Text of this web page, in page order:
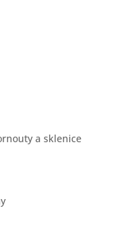
a sklenice